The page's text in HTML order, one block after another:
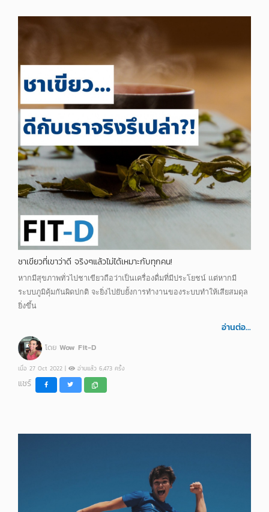
ชาเขียวที่เขาว่าดี จริงๆแล้วไม่ได้เหมาะกับทุกคน!
หากมีสุขภาพทั่วไปชาเขียวถือว่าเป็นเครื่องดื่มที่มีประโยชน์ แต่หากมี
ระบบภูมิคุ้มกันผิดปกติ จะยิ่งไปยับยั้งการทำงานของระบบทำให้เสียสมดุล
ยิ่งขึ้น
อ่านต่อ...
โดย Wow Fit-D
เมื่อ 27 Oct 2022 | อ่านแล้ว 6,473 ครั้ง
แชร์